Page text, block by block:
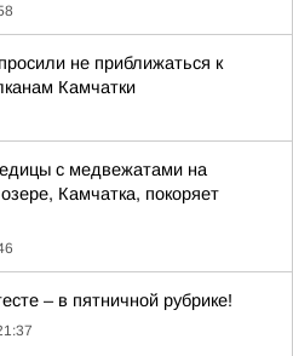
не приближаться к
Камчатки
с медвежатами на
Камчатка, покоряет
– в пятничной рубрике!